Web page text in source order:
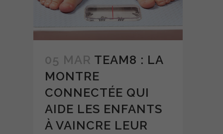
05 MAR TEAM8 : LA
MONTRE
CONNECTÉE QUI
AIDE LES ENFANTS
À VAINCRE LEUR